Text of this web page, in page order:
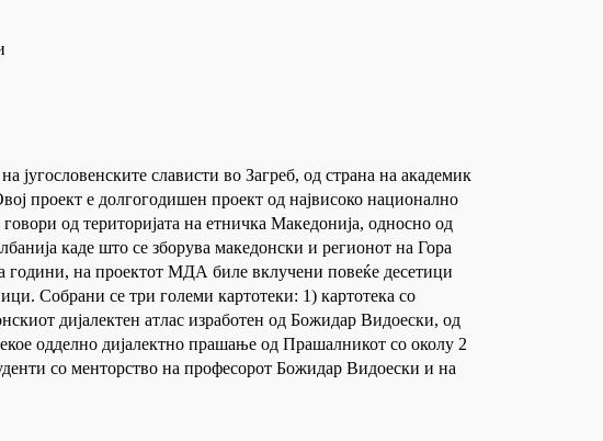
слависти во Загреб, од страна на академик
проект е долгогодишен проект од највисоко национално
од територијата на етничка Македонија, односно од
каде што се зборува македонски и регионот на Гора
на проектот МДА биле вклучени повеќе десетици
Собрани се три големи картотеки: 1) картотека со
дијалектен атлас изработен од Божидар Видоески, од
одделно дијалектно прашање од Прашалникот со околу 2
со менторство на професорот Божидар Видоески и на